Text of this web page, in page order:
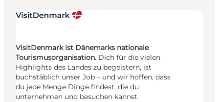
VisitDenmark ist Dänemarks nationale
Tourismusorganisation. Dich für die vielen
Highlights des Landes zu begeistern, ist
buchstäblich unser Job – und wir hoffen, dass
du jede Menge Dinge findest, die du
unternehmen und besuchen kannst.